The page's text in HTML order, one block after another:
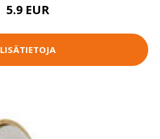
5.9 EUR
LISÄTIETOJA